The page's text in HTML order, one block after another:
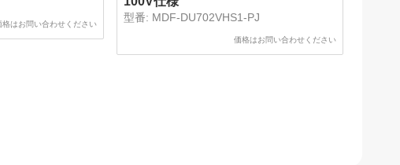
格はお問い合わせください
型番: MDF-DU702VHS1-PJ
価格はお問い合わせください